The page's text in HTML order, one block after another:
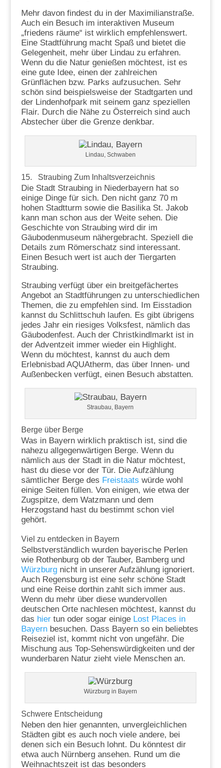
Mehr davon findest du in der Maximilianstraße.
Auch ein Besuch im interaktiven Museum
„friedens räume“ ist wirklich empfehlenswert.
Eine Stadtführung macht Spaß und bietet die
Gelegenheit, mehr über Lindau zu erfahren.
Wenn du die Natur genießen möchtest, ist es
eine gute Idee, einen der zahlreichen
Grünflächen bzw. Parks aufzusuchen. Sehr
schön sind beispielsweise der Stadtgarten und
der Lindenhofpark mit seinem ganz speziellen
Flair. Durch die Nähe zu Österreich sind auch
Abstecher über die Grenze denkbar.
Lindau, Schwaben
15. Straubing Zum Inhaltsverzeichnis
Die Stadt Straubing in Niederbayern hat so
einige Dinge für sich. Den nicht ganz 70 m
hohen Stadtturm sowie die Basilika St. Jakob
kann man schon aus der Weite sehen. Die
Geschichte von Straubing wird dir im
Gäubodenmuseum nähergebracht. Speziell die
Details zum Römerschatz sind interessant.
Einen Besuch wert ist auch der Tiergarten
Straubing.
Straubing verfügt über ein breitgefächertes
Angebot an Stadtführungen zu unterschiedlichen
Themen, die zu empfehlen sind. Im Eisstadion
kannst du Schlittschuh laufen. Es gibt übrigens
jedes Jahr ein riesiges Volksfest, nämlich das
Gäubodenfest. Auch der Christkindlmarkt ist in
der Adventzeit immer wieder ein Highlight.
Wenn du möchtest, kannst du auch dem
Erlebnisbad AQUAtherm, das über Innen- und
Außenbecken verfügt, einen Besuch abstatten.
Straubau, Bayern
Berge über Berge
Was in Bayern wirklich praktisch ist, sind die
nahezu allgegenwärtigen Berge. Wenn du
nämlich aus der Stadt in die Natur möchtest,
hast du diese vor der Tür. Die Aufzählung
sämtlicher Berge des Freistaats würde wohl
einige Seiten füllen. Von einigen, wie etwa der
Zugspitze, dem Watzmann und dem
Herzogstand hast du bestimmt schon viel
gehört.
Viel zu entdecken in Bayern
Selbstverständlich wurden bayerische Perlen
wie Rothenburg ob der Tauber, Bamberg und
Würzburgnicht in unserer Aufzählung ignoriert.
Auch Regensburg ist eine sehr schöne Stadt
und eine Reise dorthin zahlt sich immer aus.
Wenn du mehr über diese wundervollen
deutschen Orte nachlesen möchtest, kannst du
das hiertun oder sogar einige Lost Places in
Bayernbesuchen. Dass Bayern so ein beliebtes
Reiseziel ist, kommt nicht von ungefähr. Die
Mischung aus Top-Sehenswürdigkeiten und der
wunderbaren Natur zieht viele Menschen an.
Würzburg in Bayern
Schwere Entscheidung
Neben den hier genannten, unvergleichlichen
Städten gibt es auch noch viele andere, bei
denen sich ein Besuch lohnt. Du könntest dir
etwa auch Nürnberg ansehen. Rund um die
Weihnachtszeit ist das besonders